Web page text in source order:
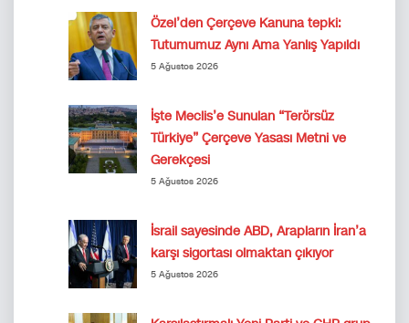
Özel’den Çerçeve Kanuna tepki:
Tutumumuz Aynı Ama Yanlış Yapıldı
5 Ağustos 2026
İşte Meclis’e Sunulan “Terörsüz
Türkiye” Çerçeve Yasası Metni ve
Gerekçesi
5 Ağustos 2026
İsrail sayesinde ABD, Arapların İran’a
karşı sigortası olmaktan çıkıyor
5 Ağustos 2026